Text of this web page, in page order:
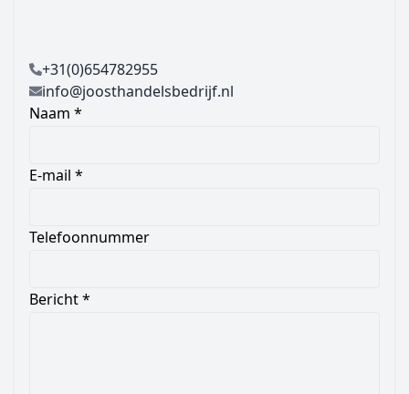
+31(0)654782955
info@joosthandelsbedrijf.nl
Naam *
E-mail *
Telefoonnummer
Bericht *